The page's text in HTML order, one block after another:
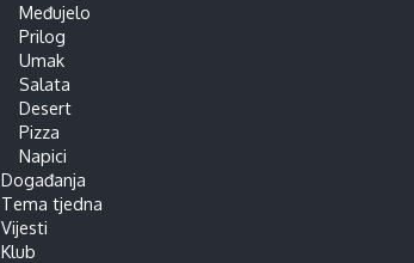
Međujelo
Prilog
Umak
Salata
Desert
Pizza
Napici
Događanja
Tema tjedna
Vijesti
Klub